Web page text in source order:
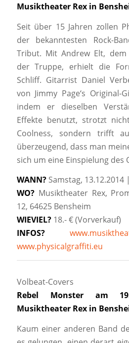
Musiktheater Rex in
Seit über 15 Jahren zollen
der bekanntesten Rock-
Tribut. Mit Andrew Elt, dem
der Truppe, erhielt die
Schliff. Gitarrist Daniel
von Jimmy Page‘s Original-
indem er dieselben
Effekte benutzt, strotzt
Coolness, sondern trifft
überzeugend, dass man
sich um eine Einspielung des
WANN?Samstag, 13.12.2014
WO?Musiktheater Rex,
12, 64625 Bensheim
WIEVIEL? 18.- € (Vorverkauf)
INFOS?
www.physicalgraffiti.eu
Volbeat-Covers
Rebel Monster am
Musiktheater Rex in
Kaum einer anderen Band